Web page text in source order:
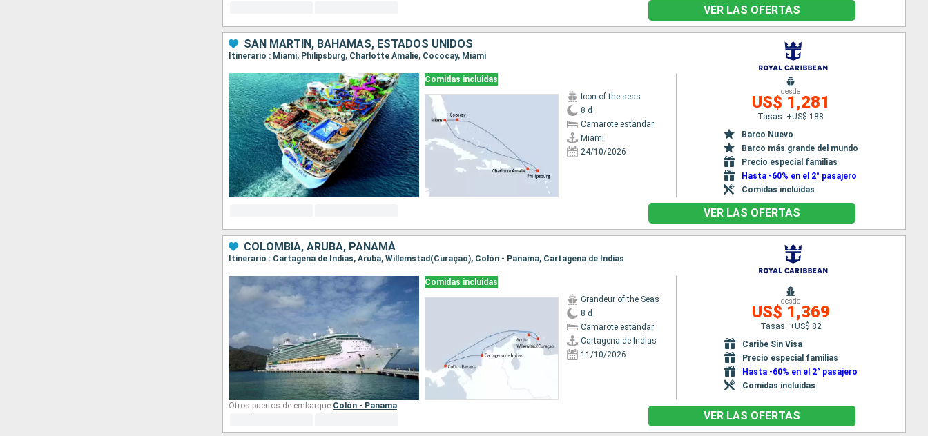
VER LAS OFERTAS
SAN MARTÍN, BAHAMAS, ESTADOS UNIDOS
Itinerario : Miami, Philipsburg, Charlotte Amalie, Cococay, Miami
Comidas incluidas
Icon of the seas
8 d
Camarote estándar
Miami
24/10/2026
desde
US$ 1,281
Tasas: +US$ 188
Barco Nuevo
Barco más grande del mundo
Precio especial familias
Hasta -60% en el 2° pasajero
Comidas incluidas
VER LAS OFERTAS
COLOMBIA, ARUBA, PANAMÁ
Itinerario : Cartagena de Indias, Aruba, Willemstad(Curaçao), Colón - Panama, Cartagena de Indias
Comidas incluidas
Grandeur of the Seas
8 d
Camarote estándar
Cartagena de Indias
11/10/2026
desde
US$ 1,369
Tasas: +US$ 82
Caribe Sin Visa
Precio especial familias
Hasta -60% en el 2° pasajero
Comidas incluidas
Otros puertos de embarque:Colón - Panama
VER LAS OFERTAS